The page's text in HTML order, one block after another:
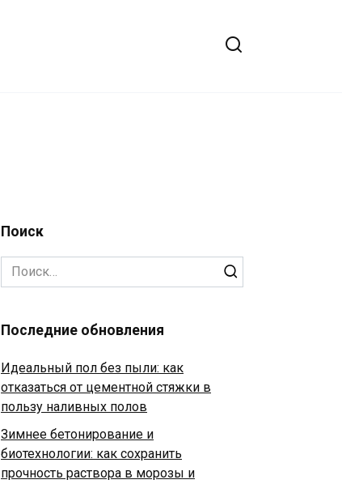
Поиск
Search
for:
Последние обновления
Идеальный пол без пыли: как
отказаться от цементной стяжки в
пользу наливных полов
Зимнее бетонирование и
биотехнологии: как сохранить
прочность раствора в морозы и